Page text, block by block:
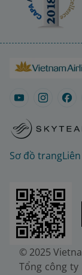
Sơ đồ trang
© 2025
Tổng công ty